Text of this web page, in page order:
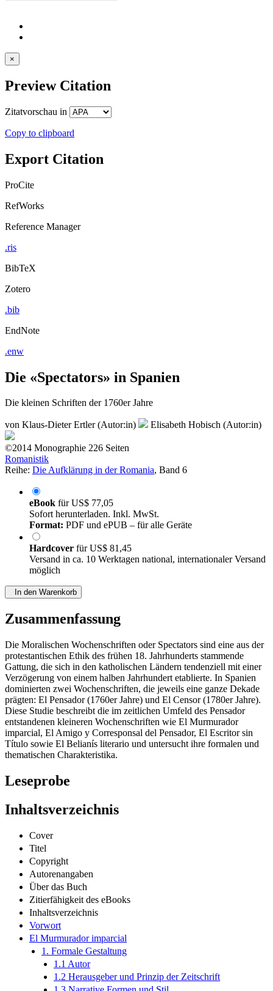
×
Preview Citation
Zitatvorschau in
Copy to clipboard
Export Citation
ProCite
RefWorks
Reference Manager
.ris
BibTeX
Zotero
.bib
EndNote
.enw
Die «Spectators» in Spanien
Die kleinen Schriften der 1760er Jahre
von Klaus-Dieter Ertler (Autor:in) Elisabeth Hobisch (Autor:in)
©2014 Monographie 226 Seiten
Romanistik
Reihe: Die Aufklärung in der Romania, Band 6
eBook fürUS$ 77,05
Sofort herunterladen. Inkl. MwSt.
Format: PDF und ePUB – für alle Geräte
Hardcover fürUS$ 81,45
Versand in ca. 10 Werktagen national, internationaler Versand
möglich
In den Warenkorb
Zusammenfassung
Die Moralischen Wochenschriften oder Spectators sind eine aus der
protestantischen Ethik des frühen 18. Jahrhunderts stammende
Gattung, die sich in den katholischen Ländern tendenziell mit einer
Verzögerung von einem halben Jahrhundert etablierte. In Spanien
dominierten zwei Wochenschriften, die jeweils eine ganze Dekade
prägten: El Pensador (1760er Jahre) und El Censor (1780er Jahre).
Diese Studie beschreibt die im zeitlichen Umfeld des Pensador
entstandenen kleineren Wochenschriften wie El Murmurador
imparcial, El Amigo y Corresponsal del Pensador, El Escritor sin
Título sowie El Belianís literario und untersucht ihre formalen und
thematischen Charakteristika.
Leseprobe
Inhaltsverzeichnis
Cover
Titel
Copyright
Autorenangaben
Über das Buch
Zitierfähigkeit des eBooks
Inhaltsverzeichnis
Vorwort
El Murmurador imparcial
1. Formale Gestaltung
1.1 Autor
1.2 Herausgeber und Prinzip der Zeitschrift